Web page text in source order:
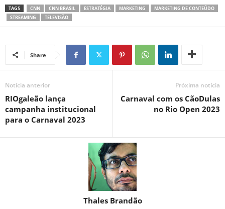
TAGS CNN CNN BRASIL ESTRATÉGIA MARKETING
MARKETING DE CONTEÚDO
STREAMING
TELEVISÃO
Share
Notícia anterior
RIOgaleão lança
campanha institucional
para o Carnaval 2023
Próxima notícia
Carnaval com os CãoDulas
no Rio Open 2023
Thales Brandão